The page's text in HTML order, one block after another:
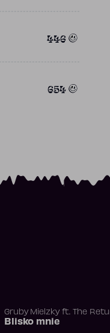
446
654
Gruby Mielzkyft. The
Blisko mnie